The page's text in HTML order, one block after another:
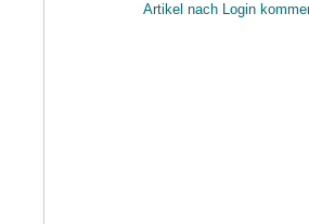
Artikel nach Login